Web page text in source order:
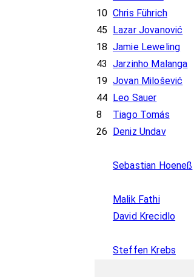
10 Chris Führich
45 Lazar Jovanović
18 Jamie Leweling
43 Jarzinho Malanga
19 Jovan Milošević
44 Leo Sauer
8
Tiago Tomás
26 Deniz Undav
Sebastian Hoeneß
Malik Fathi
David Krecidlo
Steffen Krebs